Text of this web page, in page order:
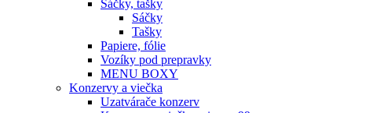
Sáčky, tašky
Sáčky
Tašky
Papiere, fólie
Vozíky pod prepravky
MENU BOXY
Konzervy a viečka
Uzatvárače konzerv